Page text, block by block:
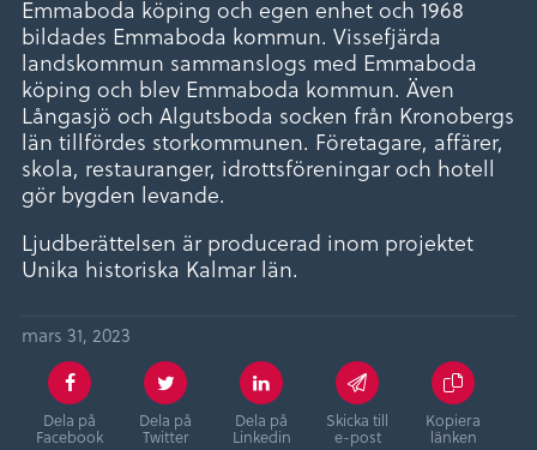
Emmaboda köping och egen enhet och 1968
bildades Emmaboda kommun. Vissefjärda
landskommun sammanslogs med Emmaboda
köping och blev Emmaboda kommun. Även
Långasjö och Algutsboda socken från Kronobergs
län tillfördes storkommunen. Företagare, affärer,
skola, restauranger, idrottsföreningar och hotell
gör bygden levande.
Ljudberättelsen är producerad inom projektet
Unika historiska Kalmar län.
mars 31, 2023
Dela på
Facebook
Dela på
Twitter
Dela på
Linkedin
Skicka till
e-post
Kopiera
länken